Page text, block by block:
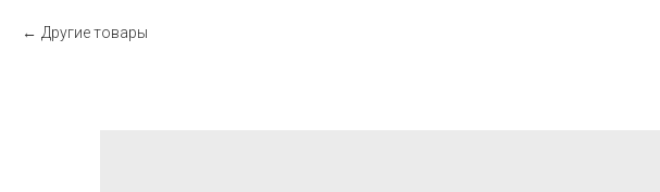
Другие товары